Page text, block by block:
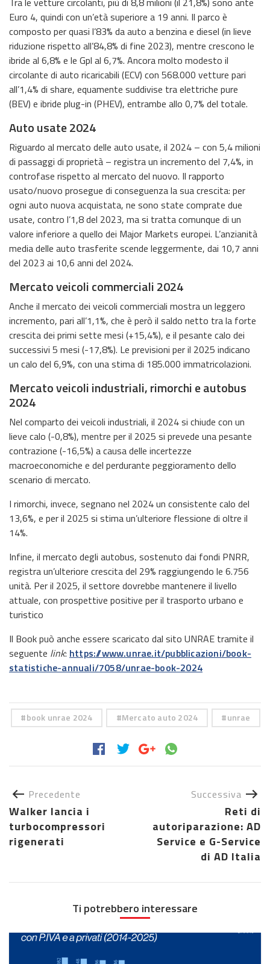
Euro 4, quindi con un’età superiore a 19 anni. Il parco è
composto per quasi l’83% da auto a benzina e diesel (in lieve
riduzione rispetto all’84,8% di fine 2023), mentre crescono le
ibride al 6,8% e le Gpl al 6,7%. Ancora molto modesto il
circolante di auto ricaricabili (ECV) con 568.000 vetture pari
all’1,4% di share, equamente suddivise tra elettriche pure
(BEV) e ibride plug-in (PHEV), entrambe allo 0,7% del totale.
Auto usate 2024
Riguardo al mercato delle auto usate, il 2024 – con 5,4 milioni
di passaggi di proprietà – registra un incremento del 7,4%, in
controfase rispetto al mercato del nuovo. Il rapporto
usato/nuovo prosegue di conseguenza la sua crescita: per
ogni auto nuova acquistata, ne sono state comprate due
usate, contro l’1,8 del 2023, ma si tratta comunque di un
valore inferiore a quello dei Major Markets europei. L’anzianità
media delle auto trasferite scende leggermente, dai 10,7 anni
del 2023 ai 10,6 anni del 2024.
Mercato veicoli commerciali 2024
Anche il mercato dei veicoli commerciali mostra un leggero
incremento, pari all’1,1%, che è però il saldo netto tra la forte
crescita dei primi sette mesi (+15,4%), e il pesante calo dei
successivi 5 mesi (-17,8%). Le previsioni per il 2025 indicano
un calo del 6,9%, con una stima di 185.000 immatricolazioni.
Mercato veicoli industriali, rimorchi e autobus
2024
Nel comparto dei veicoli industriali, il 2024 si chiude con un
lieve calo (-0,8%), mentre per il 2025 si prevede una pesante
contrazione (-16,5%) a causa delle incertezze
macroeconomiche e del perdurante peggioramento dello
scenario di mercato.
I rimorchi, invece, segnano nel 2024 un consistente calo del
13,6%, e per il 2025 si stima un’ulteriore flessione di oltre il
14%.
Infine, il mercato degli autobus, sostenuto dai fondi PNRR,
registra un’ulteriore crescita del 29% raggiungendo le 6.756
unità. Per il 2025, il settore dovrebbe mantenere il livello
attuale, con prospettive positive per il trasporto urbano e
turistico
Il Book può anche essere scaricato dal sito UNRAE tramite il
seguente link: https://www.unrae.it/pubblicazioni/book-
statistiche-annuali/7058/unrae-book-2024
book unrae 2024 Mercato auto 2024 unrae
Precedente
Walker lancia i
turbocompressori
rigenerati
Successiva
Reti di
autoriparazione: AD
Service e G-Service
di AD Italia
Ti potrebbero interessare